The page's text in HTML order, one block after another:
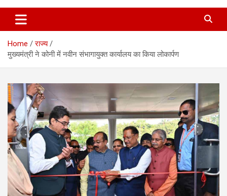
Home
राज्य
मुख्यमंत्री ने कोनी में नवीन संभागायुक्त कार्यालय का किया लोकार्पण